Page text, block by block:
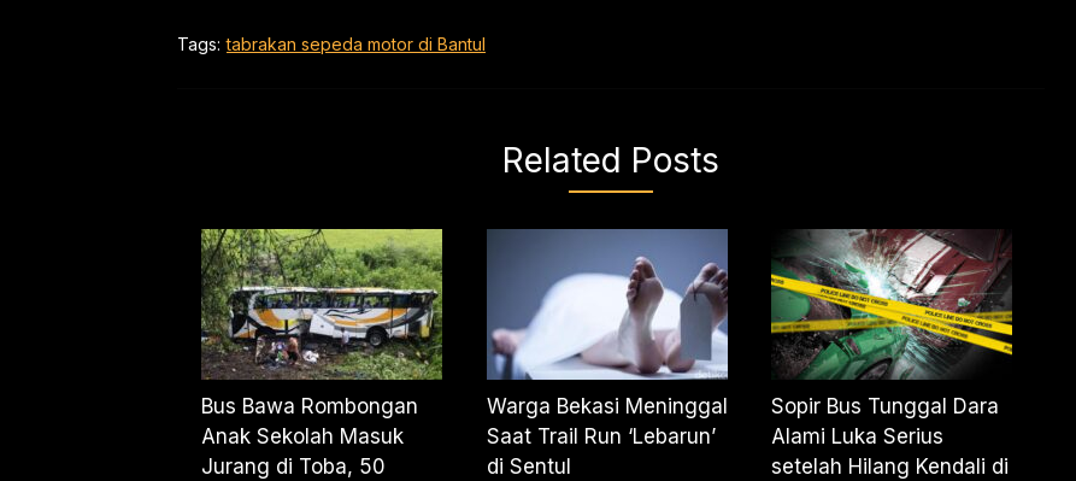
Tags: tabrakan sepeda motor di Bantul
Related Posts
Bus Bawa Rombongan
Anak Sekolah Masuk
Jurang di Toba, 50
Warga Bekasi Meninggal
Saat Trail Run ‘Lebarun’
di Sentul
Sopir Bus Tunggal Dara
Alami Luka Serius
setelah Hilang Kendali di